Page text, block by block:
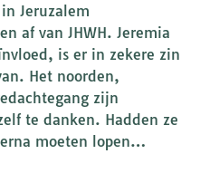
Jeruzalem
af van JHWH. Jeremia
is er in zekere zin
Het noorden,
zijn
te danken. Hadden ze
moeten lopen…